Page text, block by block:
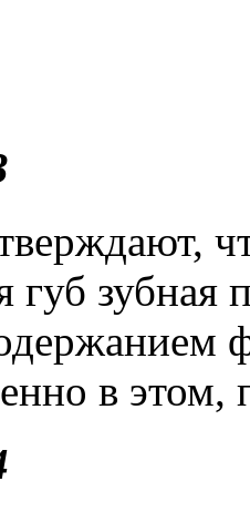
губ зубная
в этом,